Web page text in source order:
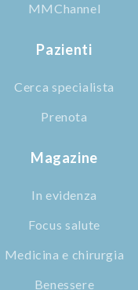
MMChannel
Pazienti
Cerca specialista
Prenota
Magazine
In evidenza
Focus salute
Medicina e chirurgia
Benessere